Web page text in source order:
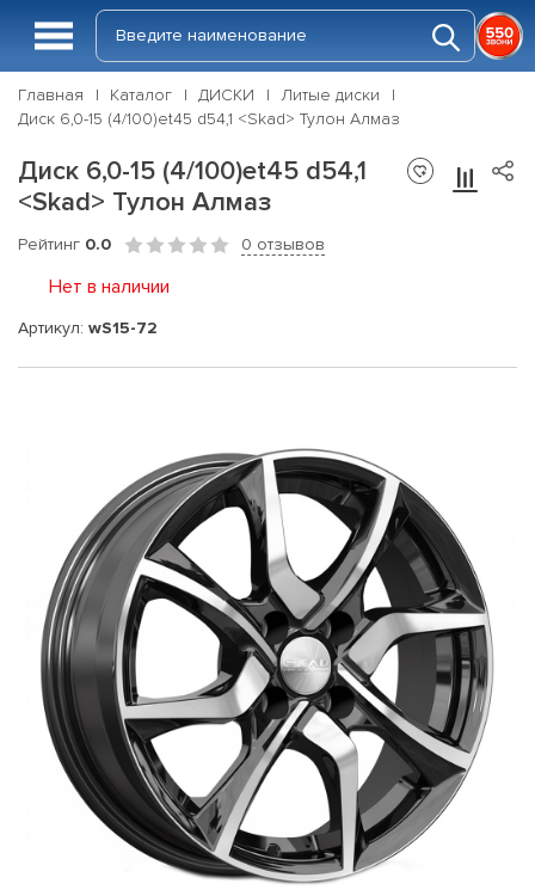
Главная Каталог ДИСКИ
Литые диски
Диск 6,0-15 (4/100)et45 d54,1 <Skad> Тулон Алмаз
Диск 6,0-15 (4/100)et45 d54,1
<Skad> Тулон Алмаз
Рейтинг 0.0 0 отзывов
Нет в наличии
Артикул: wS15-72